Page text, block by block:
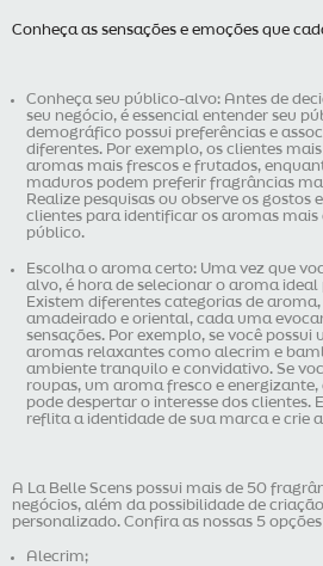
Conheça as sensações e emoções que
Conheça seu público-alvo: Antes de
seu negócio, é essencial entender seu
demográfico possui preferências e
diferentes. Por exemplo, os clientes
aromas mais frescos e frutados,
maduros podem preferir fragrâncias
Realize pesquisas ou observe os gostos
clientes para identificar os aromas mais
público.
Escolha o aroma certo: Uma vez que
alvo, é hora de selecionar o aroma ideal
Existem diferentes categorias de
amadeirado e oriental, cada uma
sensações. Por exemplo, se você possui
aromas relaxantes como alecrim e
ambiente tranquilo e convidativo. Se
roupas, um aroma fresco e
pode despertar o interesse dos clientes.
reflita a identidade de sua marca e crie
A La Belle Scens possui mais de 50
negócios, além da possibilidade de
personalizado. Confira as nossas 5
Alecrim;